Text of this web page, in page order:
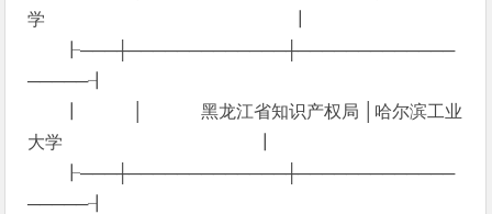
学 ┃
┠───┼─────────────┼─────────────
─────┨
┃ │ 黑龙江省知识产权局 │哈尔滨工业
大学 ┃
┠───┼─────────────┼─────────────
─────┨